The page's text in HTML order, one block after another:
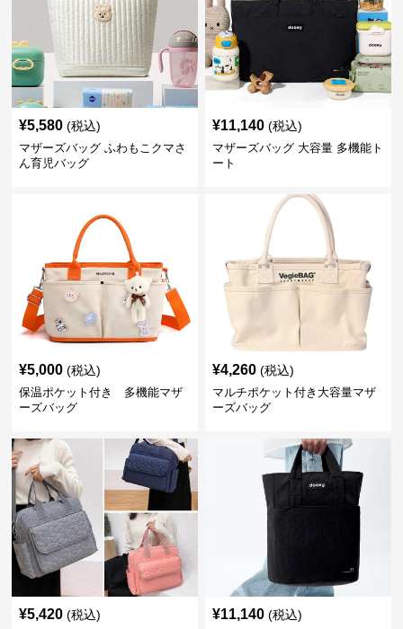
¥5,580 (税込)
マザーズバッグ ふわもこクマさ
ん育児バッグ
¥11,140 (税込)
マザーズバッグ 大容量 多機能ト
ート
¥5,000 (税込)
保温ポケット付き 多機能マザ
ーズバッグ
¥4,260 (税込)
マルチポケット付き大容量マザ
ーズバッグ
¥5,420 (税込) ¥11,140 (税込)